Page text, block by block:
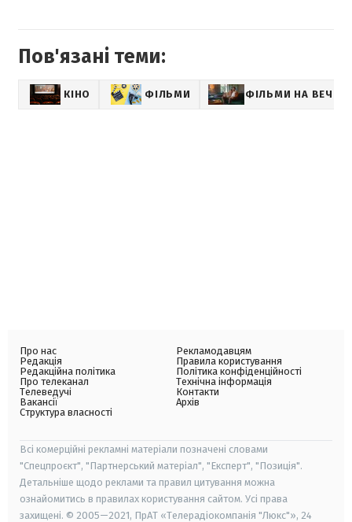
Пов'язані теми:
КІНО ФІЛЬМИ ФІЛЬМИ НА ВЕЧІР
Про нас
Редакція
Редакційна політика
Про телеканал
Телеведучі
Вакансії
Структура власності
Рекламодавцям
Правила користування
Політика конфіденційності
Технічна інформація
Контакти
Архів
Всі комерційні рекламні матеріали позначені словами
"Спецпроєкт", "Партнерський матеріал", "Експерт", "Позиція".
Детальніше щодо реклами та правил цитування можна
ознайомитись в правилах користування сайтом. Усі права
захищені. © 2005—2021, ПрАТ «Телерадіокомпанія "Люкс"», 24